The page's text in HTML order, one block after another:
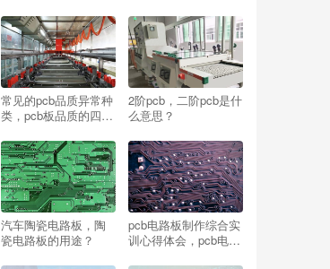
常见的pcb品质异常种
类，pcb板品质的四大
2阶pcb，二阶pcb是什
么意思？
汽车陶瓷电路板，陶
瓷电路板的用途？
pcb电路板制作综合实
训心得体会，pcb电路